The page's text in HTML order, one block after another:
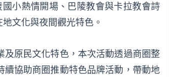
小熱情開場、巴陵教會與卡拉教會詩
文化與夜間觀光特色。
原民文化特色，本次活動透過商圈整
協助商圈推動特色品牌活動，帶動地